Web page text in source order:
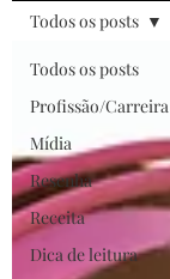
Todos os posts
Profissão/Carreira
Mídia
Resenha
Receita
Dica de leitura
Todos os posts